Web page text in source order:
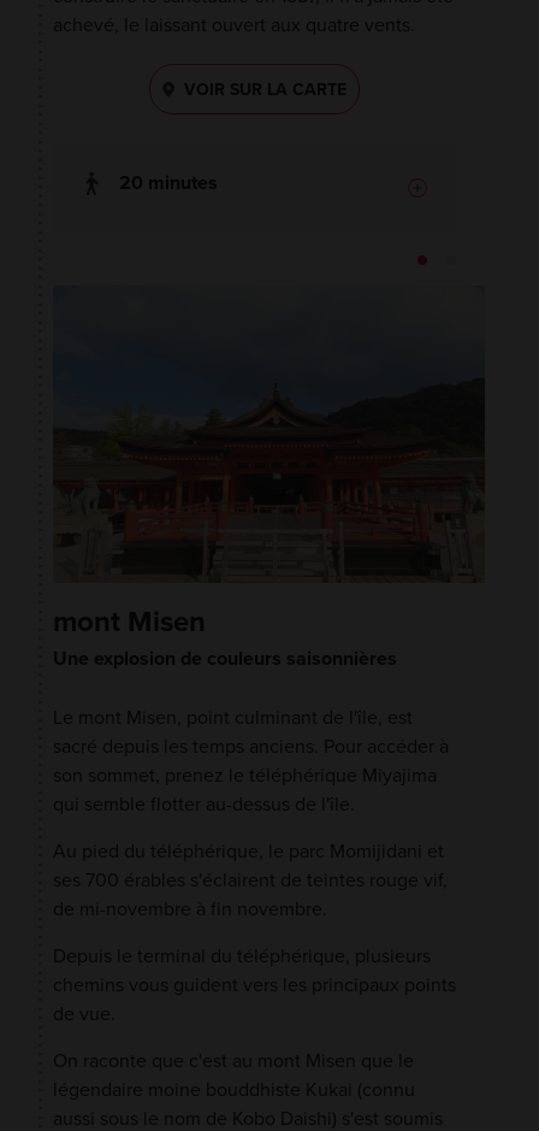
achevé, le laissant ouvert aux quatre vents.
VOIR SUR LA CARTE
20 minutes
mont Misen
Une explosion de couleurs saisonnières
Le mont Misen, point culminant de l'île, est
sacré depuis les temps anciens. Pour accéder à
son sommet, prenez le téléphérique Miyajima
qui semble flotter au-dessus de l'île.
Au pied du téléphérique, le parc Momijidani et
ses 700 érables s'éclairent de teintes rouge vif,
de mi-novembre à fin novembre.
Depuis le terminal du téléphérique, plusieurs
chemins vous guident vers les principaux points
de vue.
On raconte que c'est au mont Misen que le
légendaire moine bouddhiste Kukai (connu
aussi sous le nom de Kobo Daishi) s'est soumis